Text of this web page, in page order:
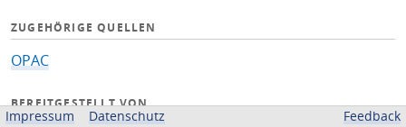
ZUGEHÖRIGE QUELLEN
OPAC
BEREITGESTELLT VON
Impressum Datenschutz Feedback